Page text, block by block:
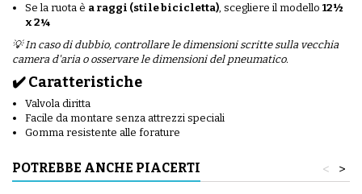
Se la ruota è a raggi (stile bicicletta) , scegliere il modello 12½
x 2¼
💡 In caso di dubbio, controllare le dimensioni scritte sulla vecchia
camera d'aria o osservare le dimensioni del pneumatico.
✔️ Caratteristiche
Valvola diritta
Facile da montare senza attrezzi speciali
Gomma resistente alle forature
POTREBBE ANCHE PIACERTI >
<